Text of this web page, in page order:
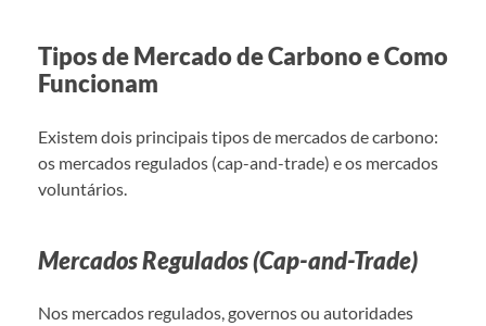
Tipos de Mercado de Carbono e Como
Funcionam
Existem dois principais tipos de mercados de carbono:
os mercados regulados (cap-and-trade) e os mercados
voluntários.
Mercados Regulados (Cap-and-Trade)
Nos mercados regulados, governos ou autoridades